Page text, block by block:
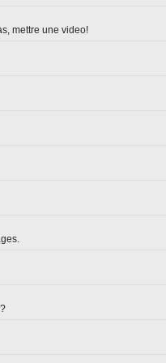
mettre une video!